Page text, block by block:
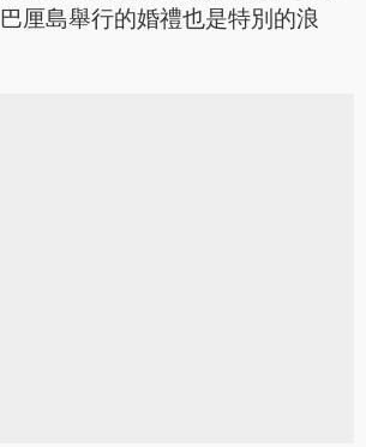
厘島舉行的婚禮也是特別的浪